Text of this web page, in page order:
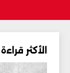
الأكثر قراءة